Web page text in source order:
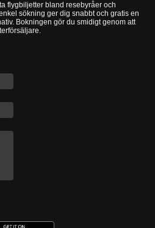
flygbiljetter bland resebyråer och
sökning ger dig snabbt och gratis en
Bokningen gör du smidigt genom att